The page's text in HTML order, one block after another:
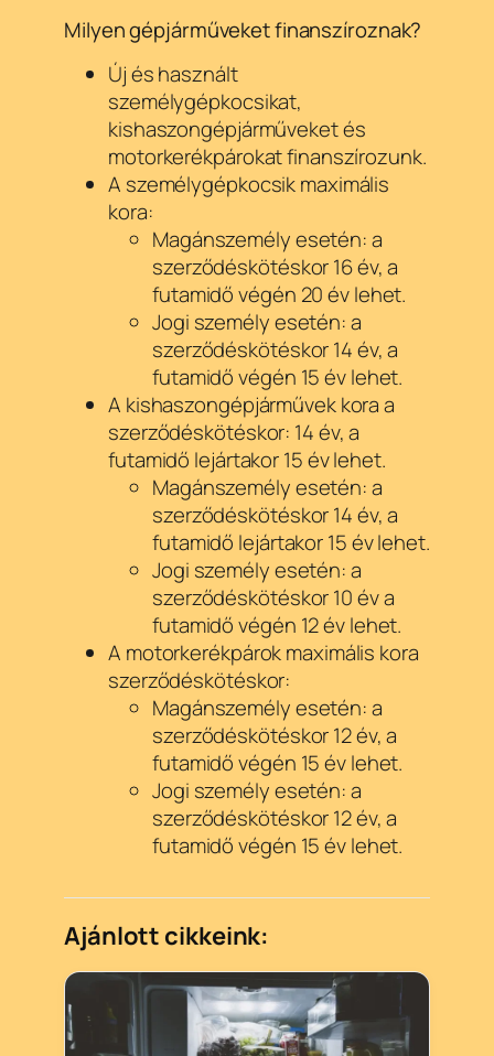
Milyen gépjárműveket finanszíroznak?
Új és használt
személygépkocsikat,
kishaszongépjárműveket és
motorkerékpárokat finanszírozunk.
A személygépkocsik maximális
kora:
Magánszemély esetén: a
szerződéskötéskor 16 év, a
futamidő végén 20 év lehet.
Jogi személy esetén: a
szerződéskötéskor 14 év, a
futamidő végén 15 év lehet.
A kishaszongépjárművek kora a
szerződéskötéskor: 14 év, a
futamidő lejártakor 15 év lehet.
Magánszemély esetén: a
szerződéskötéskor 14 év, a
futamidő lejártakor 15 év lehet.
Jogi személy esetén: a
szerződéskötéskor 10 év a
futamidő végén 12 év lehet.
A motorkerékpárok maximális kora
szerződéskötéskor:
Magánszemély esetén: a
szerződéskötéskor 12 év, a
futamidő végén 15 év lehet.
Jogi személy esetén: a
szerződéskötéskor 12 év, a
futamidő végén 15 év lehet.
Ajánlott cikkeink: